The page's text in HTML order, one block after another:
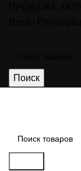
Поиск